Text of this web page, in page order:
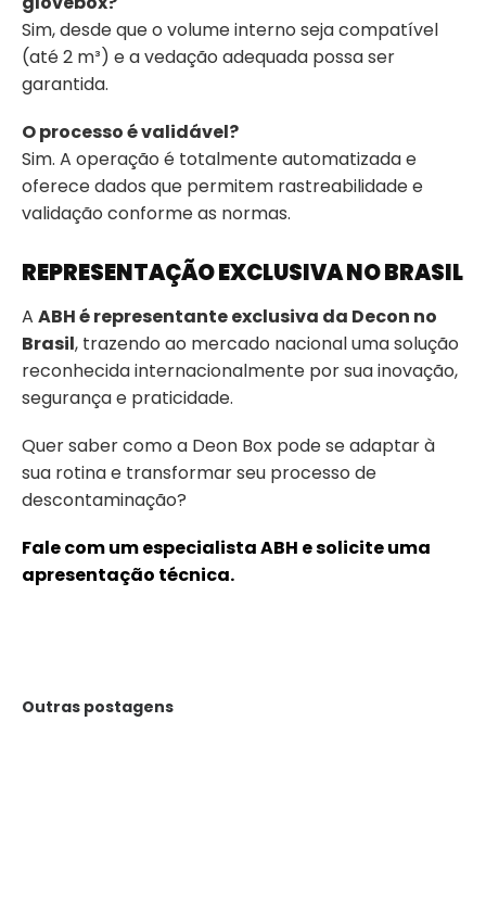
Sim, desde que o volume interno seja compatível
(até 2 m³) e a vedação adequada possa ser
garantida.
O processo é validável?
Sim. A operação é totalmente automatizada e
oferece dados que permitem rastreabilidade e
validação conforme as normas.
REPRESENTAÇÃO EXCLUSIVA NO BRASIL
A ABH é representante exclusiva da Decon no
Brasil, trazendo ao mercado nacional uma solução
reconhecida internacionalmente por sua inovação,
segurança e praticidade.
Quer saber como a Deon Box pode se adaptar à
sua rotina e transformar seu processo de
descontaminação?
Fale com um especialista ABH e solicite uma
apresentação técnica.
Outras postagens